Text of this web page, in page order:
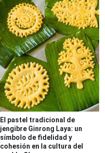
El pastel tradicional de
jengibre Ginrong Laya: un
símbolo de fidelidad y
cohesión en la cultura del